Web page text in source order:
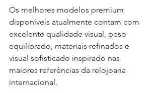
Os melhores modelos premium
disponíveis atualmente contam com
excelente qualidade visual, peso
equilibrado, materiais refinados e
visual sofisticado inspirado nas
maiores referências da relojoaria
internacional.